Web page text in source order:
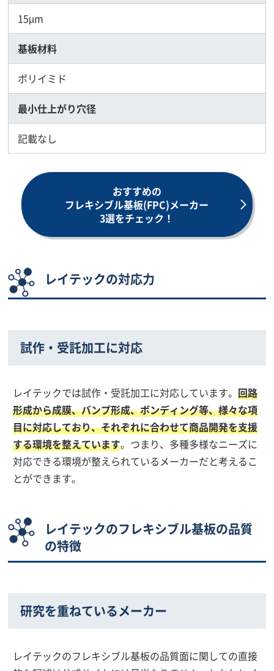
15µm
基板材料
ポリイミド
最小仕上がり穴径
記載なし
おすすめの
フレキシブル基板(FPC)メーカー
3選をチェック！
レイテックの対応力
試作・受託加工に対応
レイテックでは試作・受託加工に対応しています。回路
形成から成膜、バンプ形成、ボンディング等、様々な項
目に対応しており、それぞれに合わせて商品開発を支援
する環境を整えています。つまり、多種多様なニーズに
対応できる環境が整えられているメーカーだと考えるこ
とができます。
レイテックのフレキシブル基板の品質
の特徴
研究を重ねているメーカー
レイテックのフレキシブル基板の品質面に関しての直接